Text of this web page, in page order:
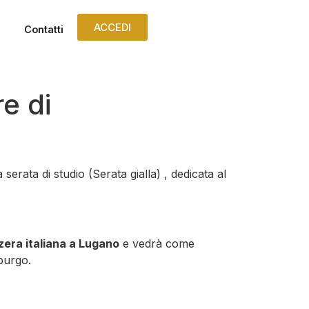
Contatti ACCEDI
di
di studio (Serata gialla) , dedicata al
italiana a Lugano e vedrà come